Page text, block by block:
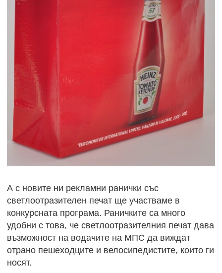
А с новите ни рекламни ранички със
светлоотразителен печат ще участваме в
конкурсната програма. Раничките са много
удобни с това, че светлоотразителния печат дава
възможност на водачите на МПС да виждат
отрано пешеходците и велосипедистите, които ги
носят.